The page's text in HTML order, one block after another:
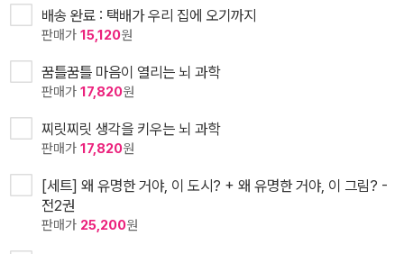
배송 완료 : 택배가 우리 집에 오기까지
판매가 15,120원
꿈틀꿈틀 마음이 열리는 뇌 과학
판매가 17,820원
찌릿찌릿 생각을 키우는 뇌 과학
판매가 17,820원
[세트] 왜 유명한 거야, 이 도시? + 왜 유명한 거야, 이 그림? -
전2권
판매가 25,200원